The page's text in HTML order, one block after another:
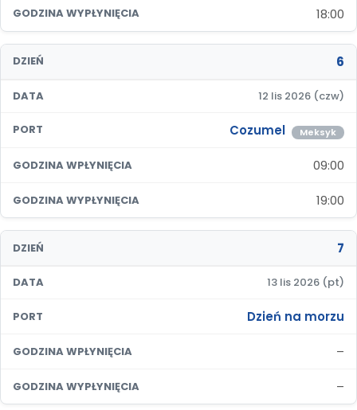
GODZINA WYPŁYNIĘCIA 18:00
DZIEŃ 6
DATA 12 lis 2026 (czw)
PORT Cozumel Meksyk
GODZINA WPŁYNIĘCIA 09:00
GODZINA WYPŁYNIĘCIA 19:00
DZIEŃ 7
DATA 13 lis 2026 (pt)
PORT Dzień na morzu
GODZINA WPŁYNIĘCIA –
GODZINA WYPŁYNIĘCIA –